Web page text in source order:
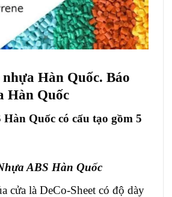
Hàn Quốc. Báo
Hàn Quốc
Hàn Quốc có cấu tạo gồm 5
ABS Hàn Quốc
cửa là DeCo-Sheet có độ dày